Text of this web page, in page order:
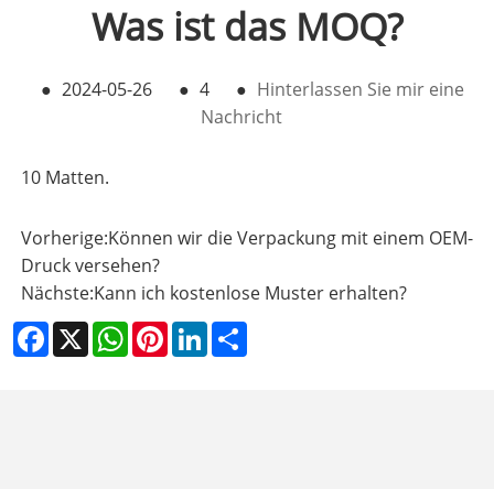
Was ist das MOQ?
● 2024-05-26 ● 4 ● Hinterlassen Sie mir eine
Nachricht
10 Matten.
Vorherige:Können wir die Verpackung mit einem OEM-
Druck versehen?
Nächste:Kann ich kostenlose Muster erhalten?
Facebook
X WhatsApp
PinterestLinkedIn